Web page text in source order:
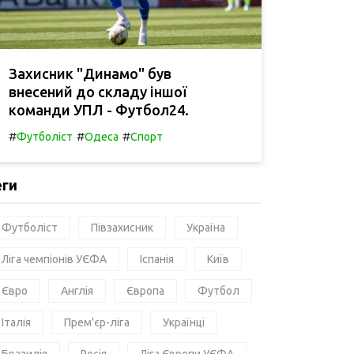
Захисник "Динамо" був
внесений до складу іншої
команди УПЛ - Футбол24.
#Футболіст #Одеса #Спорт
Футболіст Півзахисник Україна
Ліга чемпіонів УЄФА Іспанія Київ
Євро Англія Європа Футбол
Італія Прем'єр-ліга Українці